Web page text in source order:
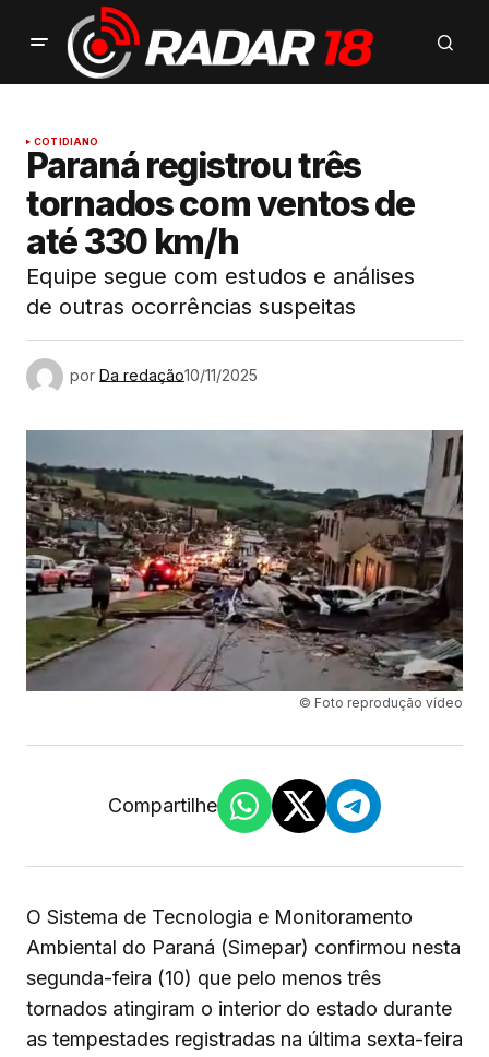
COTIDIANO
Paraná registrou três
tornados com ventos de
até 330 km/h
Equipe segue com estudos e análises
de outras ocorrências suspeitas
por Da redação10/11/2025
© Foto reprodução vídeo
Compartilhe
O Sistema de Tecnologia e Monitoramento
Ambiental do Paraná (Simepar) confirmou nesta
segunda-feira (10) que pelo menos três
tornados atingiram o interior do estado durante
as tempestades registradas na última sexta-feira